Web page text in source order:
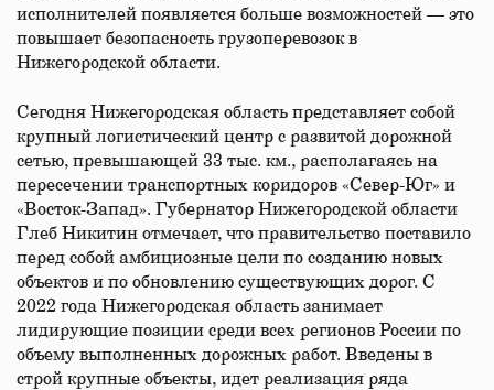
исполнителей появляется больше возможностей — это
повышает безопасность грузоперевозок в
Нижегородской области.
Сегодня Нижегородская область представляет собой
крупный логистический центр с развитой дорожной
сетью, превышающей 33 тыс. км., располагаясь на
пересечении транспортных коридоров «Север-Юг» и
«Восток-Запад». Губернатор Нижегородской области
Глеб Никитин отмечает, что правительство поставило
перед собой амбициозные цели по созданию новых
объектов и по обновлению существующих дорог. С
2022 года Нижегородская область занимает
лидирующие позиции среди всех регионов России по
объему выполненных дорожных работ. Введены в
строй крупные объекты, идет реализация ряда